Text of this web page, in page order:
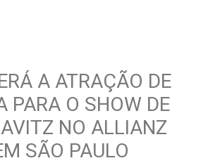
A ATRAÇÃO DE
PARA O SHOW DE
NO ALLIANZ
SÃO PAULO